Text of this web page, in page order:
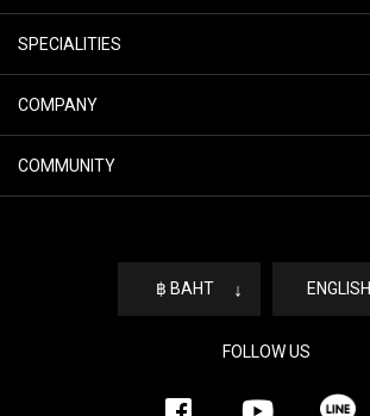
฿ BAHT ↓ ENGLISH
FOLLOW US
SPECIALITIES
COMPANY
COMMUNITY